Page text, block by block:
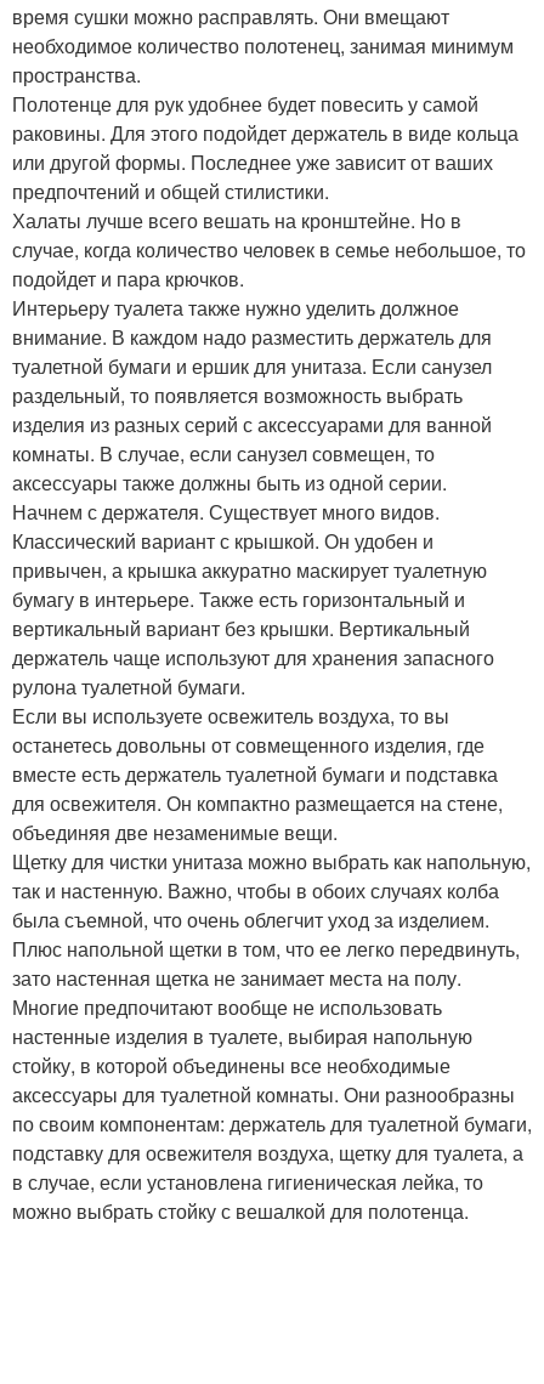
время сушки можно расправлять. Они вмещают
необходимое количество полотенец, занимая минимум
пространства.
Полотенце для рук удобнее будет повесить у самой
раковины. Для этого подойдет держатель в виде кольца
или другой формы. Последнее уже зависит от ваших
предпочтений и общей стилистики.
Халаты лучше всего вешать на кронштейне. Но в
случае, когда количество человек в семье небольшое, то
подойдет и пара крючков.
Интерьеру туалета также нужно уделить должное
внимание. В каждом надо разместить держатель для
туалетной бумаги и ершик для унитаза. Если санузел
раздельный, то появляется возможность выбрать
изделия из разных серий с аксессуарами для ванной
комнаты. В случае, если санузел совмещен, то
аксессуары также должны быть из одной серии.
Начнем с держателя. Существует много видов.
Классический вариант с крышкой. Он удобен и
привычен, а крышка аккуратно маскирует туалетную
бумагу в интерьере. Также есть горизонтальный и
вертикальный вариант без крышки. Вертикальный
держатель чаще используют для хранения запасного
рулона туалетной бумаги.
Если вы используете освежитель воздуха, то вы
останетесь довольны от совмещенного изделия, где
вместе есть держатель туалетной бумаги и подставка
для освежителя. Он компактно размещается на стене,
объединяя две незаменимые вещи.
Щетку для чистки унитаза можно выбрать как напольную,
так и настенную. Важно, чтобы в обоих случаях колба
была съемной, что очень облегчит уход за изделием.
Плюс напольной щетки в том, что ее легко передвинуть,
зато настенная щетка не занимает места на полу.
Многие предпочитают вообще не использовать
настенные изделия в туалете, выбирая напольную
стойку, в которой объединены все необходимые
аксессуары для туалетной комнаты. Они разнообразны
по своим компонентам: держатель для туалетной бумаги,
подставку для освежителя воздуха, щетку для туалета, а
в случае, если установлена гигиеническая лейка, то
можно выбрать стойку с вешалкой для полотенца.